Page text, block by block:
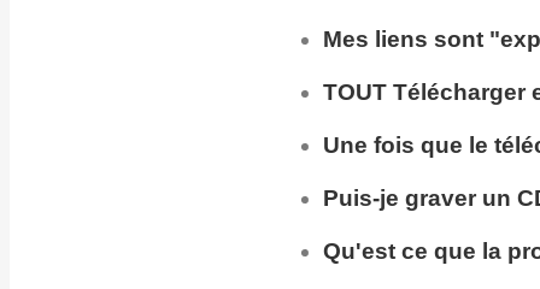
Mes liens sont
TOUT Télécharger
Une fois que le
Puis-je graver un
Qu'est ce que la